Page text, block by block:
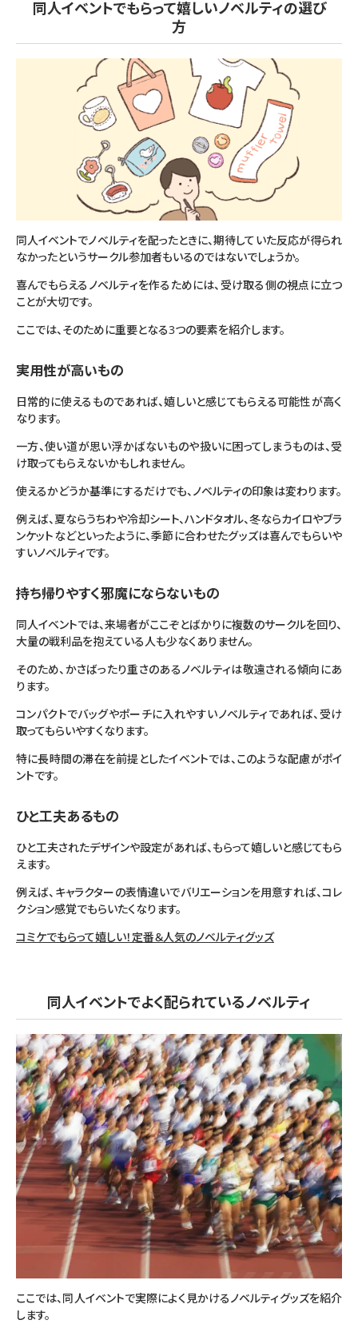
同人イベントでもらって嬉しいノベルティの選び
方
同人イベントでノベルティを配ったときに、期待していた反応が得られ
なかったというサークル参加者もいるのではないでしょうか。
喜んでもらえるノベルティを作るためには、受け取る側の視点に立つ
ことが大切です。
ここでは、そのために重要となる3つの要素を紹介します。
実用性が高いもの
日常的に使えるものであれば、嬉しいと感じてもらえる可能性が高く
なります。
一方、使い道が思い浮かばないものや扱いに困ってしまうものは、受
け取ってもらえないかもしれません。
使えるかどうか基準にするだけでも、ノベルティの印象は変わります。
例えば、夏ならうちわや冷却シート、ハンドタオル、冬ならカイロやブラ
ンケットなどといったように、季節に合わせたグッズは喜んでもらいや
すいノベルティです。
持ち帰りやすく邪魔にならないもの
同人イベントでは、来場者がここぞとばかりに複数のサークルを回り、
大量の戦利品を抱えている人も少なくありません。
そのため、かさばったり重さのあるノベルティは敬遠される傾向にあ
ります。
コンパクトでバッグやポーチに入れやすいノベルティであれば、受け
取ってもらいやすくなります。
特に長時間の滞在を前提としたイベントでは、このような配慮がポイ
ントです。
ひと工夫あるもの
ひと工夫されたデザインや設定があれば、もらって嬉しいと感じてもら
えます。
例えば、キャラクターの表情違いでバリエーションを用意すれば、コレ
クション感覚でもらいたくなります。
コミケでもらって嬉しい！定番＆人気のノベルティグッズ
同人イベントでよく配られているノベルティ
ここでは、同人イベントで実際によく見かけるノベルティグッズを紹介
します。